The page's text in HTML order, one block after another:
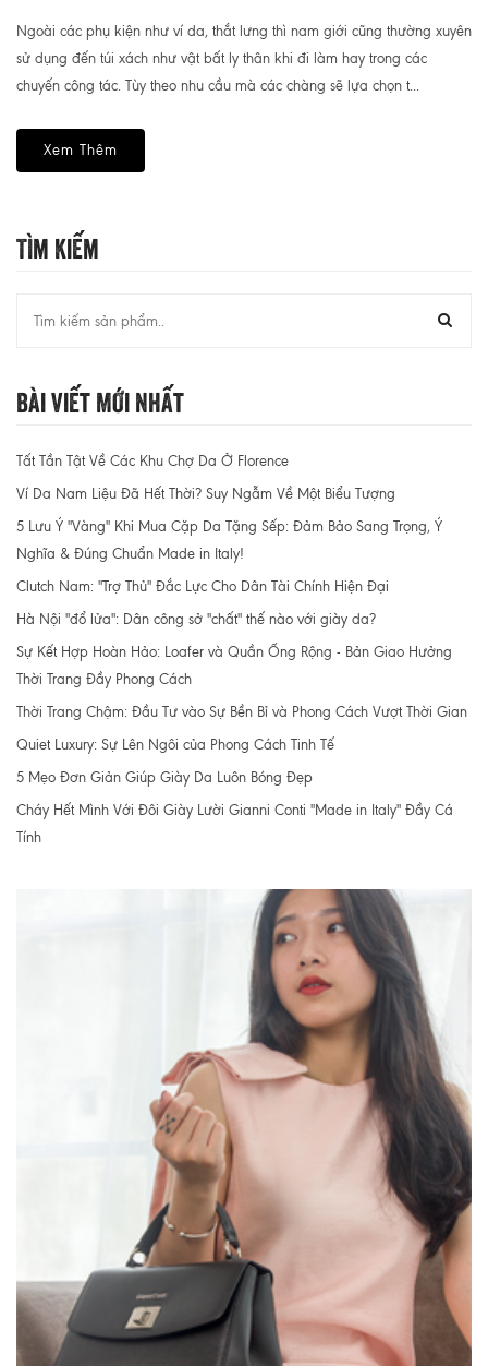
Ngoài các phụ kiện như ví da, thắt lưng thì nam giới cũng thường xuyên
sử dụng đến túi xách như vật bất ly thân khi đi làm hay trong các
chuyến công tác. Tùy theo nhu cầu mà các chàng sẽ lựa chọn t...
Xem Thêm
Tìm Kiếm
Bài Viết Mới Nhất
Tất Tần Tật Về Các Khu Chợ Da Ở Florence
Ví Da Nam Liệu Đã Hết Thời? Suy Ngẫm Về Một Biểu Tượng
5 Lưu Ý "Vàng" Khi Mua Cặp Da Tặng Sếp: Đảm Bảo Sang Trọng, Ý
Nghĩa & Đúng Chuẩn Made in Italy!
Clutch Nam: "Trợ Thủ" Đắc Lực Cho Dân Tài Chính Hiện Đại
Hà Nội "đổ lửa": Dân công sở "chất" thế nào với giày da?
Sự Kết Hợp Hoàn Hảo: Loafer và Quần Ống Rộng - Bản Giao Hưởng
Thời Trang Đầy Phong Cách
Thời Trang Chậm: Đầu Tư vào Sự Bền Bỉ và Phong Cách Vượt Thời Gian
Quiet Luxury: Sự Lên Ngôi của Phong Cách Tinh Tế
5 Mẹo Đơn Giản Giúp Giày Da Luôn Bóng Đẹp
Cháy Hết Mình Với Đôi Giày Lười Gianni Conti "Made in Italy" Đầy Cá
Tính